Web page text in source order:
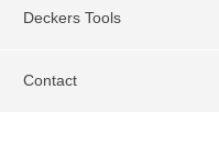
Deckers Tools
Contact